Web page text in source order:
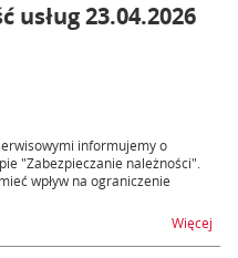
usług 23.04.2026
informujemy o
"Zabezpieczanie należności".
wpływ na ograniczenie
Więcej